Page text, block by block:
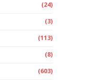
(24)
(3)
(113)
(8)
(603)